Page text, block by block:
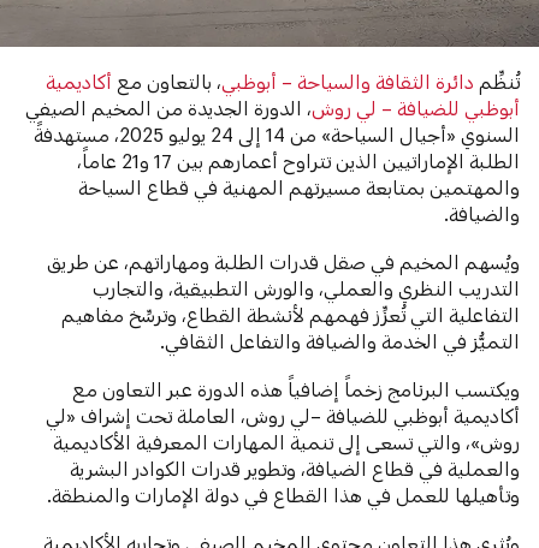
تُنظِّم دائرة الثقافة والسياحة – أبوظبي ، بالتعاون مع أكاديمية
أبوظبي للضيافة – لي روش ، الدورة الجديدة من المخيم الصيفي
السنوي «أجيال السياحة» من 14 إلى 24 يوليو 2025، مستهدفةً
الطلبة الإماراتيين الذين تتراوح أعمارهم بين 17 و21 عاماً،
والمهتمين بمتابعة مسيرتهم المهنية في قطاع السياحة
والضيافة.
ويُسهم المخيم في صقل قدرات الطلبة ومهاراتهم، عن طريق
التدريب النظري والعملي، والورش التطبيقية، والتجارب
التفاعلية التي تُعزِّز فهمهم لأنشطة القطاع، وترسِّخ مفاهيم
التميُّز في الخدمة والضيافة والتفاعل الثقافي.
ويكتسب البرنامج زخماً إضافياً هذه الدورة عبر التعاون مع
أكاديمية أبوظبي للضيافة –لي روش، العاملة تحت إشراف «لي
روش»، والتي تسعى إلى تنمية المهارات المعرفية الأكاديمية
والعملية في قطاع الضيافة، وتطوير قدرات الكوادر البشرية
وتأهيلها للعمل في هذا القطاع في دولة الإمارات والمنطقة.
ويُثري هذا التعاون محتوى المخيم الصيفي وتجاربه الأكاديمية